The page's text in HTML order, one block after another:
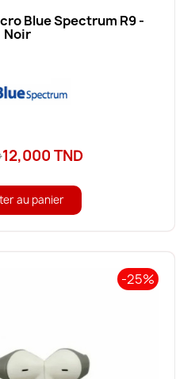
Blue Spectrum R9 -
Noir
12,000 TND
au panier
-25%